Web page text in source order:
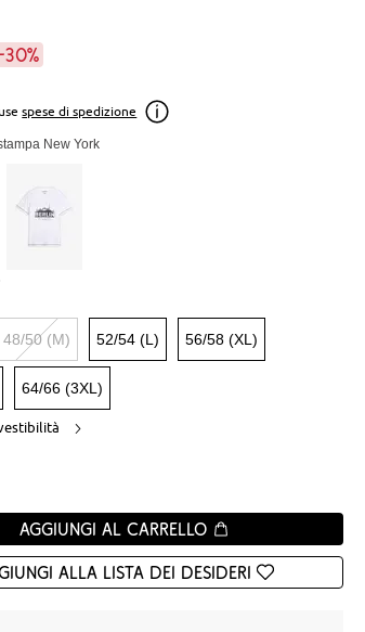
30%
spese di spedizione
New York
48/50 (M) 52/54 (L) 56/58 (XL)
64/66 (3XL)
Aggiungi al carrello
alla Lista dei desideri